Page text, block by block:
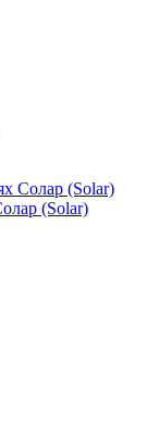
Солар (Solar)
(Solar)